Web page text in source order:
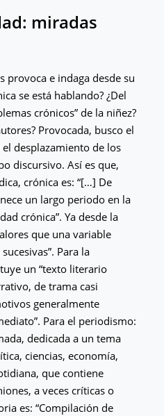
miradas
provoca e indaga desde su
se está hablando? ¿Del
crónicos” de la niñez?
Provocada, busco el
desplazamiento de los
discursivo. Así es que,
crónica es: “[…] De
un largo periodo en la
crónica”. Ya desde la
que una variable
Para la
un “texto literario
de trama casi
generalmente
Para el periodismo:
dedicada a un tema
ciencias, economía,
que contiene
a veces críticas o
es: “Compilación de